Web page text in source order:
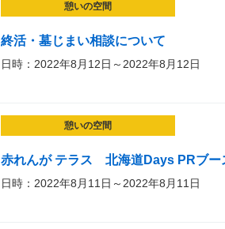
憩いの空間
終活・墓じまい相談について
日時：2022年8月12日～2022年8月12日
憩いの空間
赤れんが テラス 北海道Days PRブー
日時：2022年8月11日～2022年8月11日